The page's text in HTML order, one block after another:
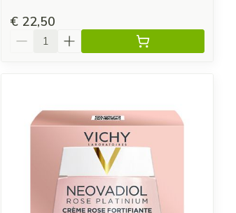
€ 22,50
Aantal